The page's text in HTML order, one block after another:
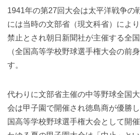
1941年の第27回大会は太平洋戦争の
には当時の文部省（現文科省）によ
禁止とされ朝日新聞社が主催する全
（全国高等学校野球選手権大会の前
す。
代わりに文部省主催の中等野球全国
会は甲子園で開催され徳島商が優勝
国高等学校野球選手権大会として開